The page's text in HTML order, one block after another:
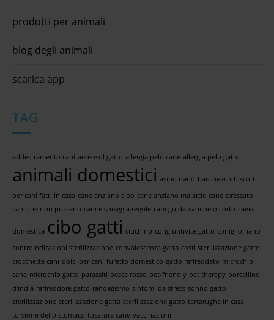
prodotti per animali
blog degli animali
scarica app
TAG
addestramento cani aereosol gatto allergia pelo cane allergia pelo gatto
animali domestici asino nano bau-beach biscotti
per cani fatti in casa cane anziano cibo cane anziano malattie cane stressato
cani che non puzzano cani e spiaggia regole cani guida cani pelo corto cavia
domestica cibo gatti ciuchino congiuntivite gatto coniglio nano
controindicazioni sterilizzazione convalescenza gatta costi sterilizzazione gatto
crocchette cani dolci per cani furetto domestico gatto raffreddato microchip
cane microchip gatto parassiti pesce rosso pet-friendly pet therapy porcellino
d'india raffreddore gatto randagismo sintomi da stress sonno gatto
sterilizzazione sterilizzazione gatta sterilizzazione gatto tartarughe in casa
torsione dello stomaco tosatura cane vaccinazioni